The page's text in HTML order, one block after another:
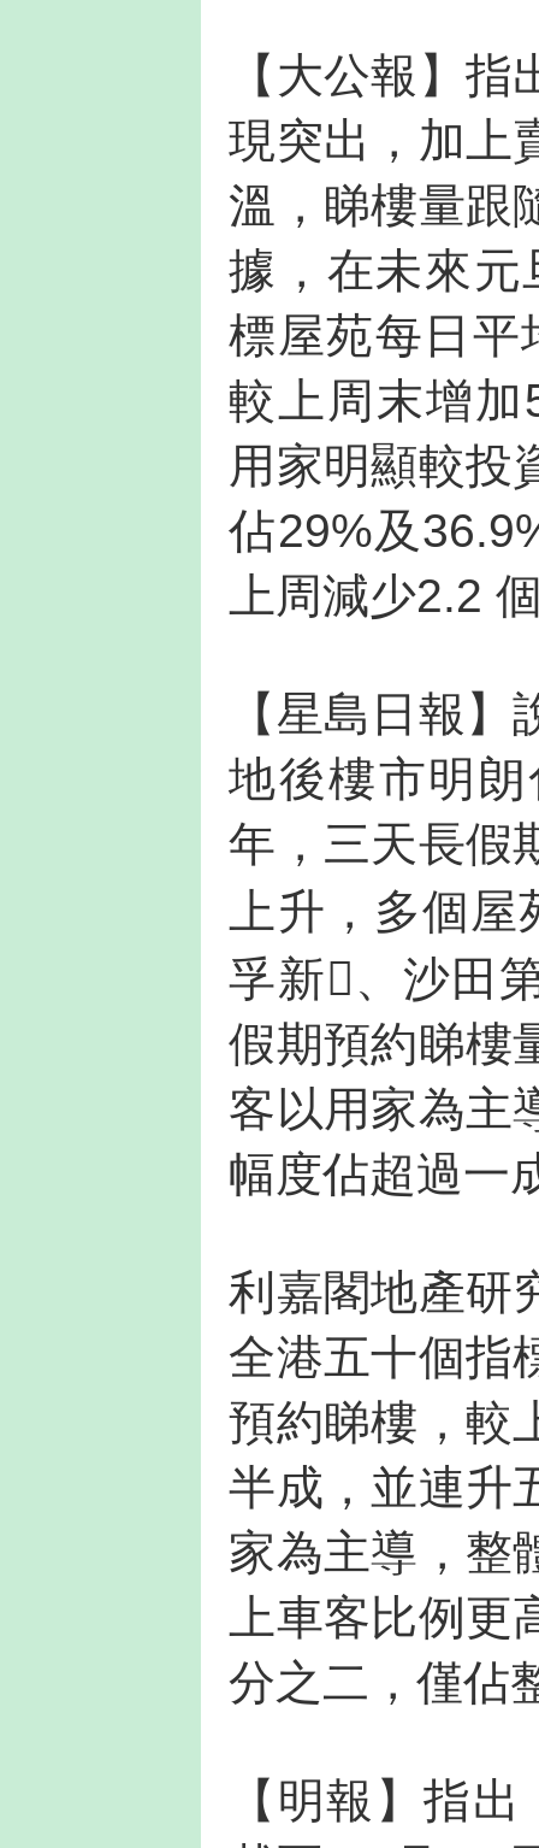
【大公報】
現突出，加上
溫，睇樓量跟
據，在未來元
標屋苑每日平
較上周末增
用家明顯較投
佔29%及
上周減少2.2
【星島日報
地後樓市明
年，三天長假
上升，多個
孚新、沙田
假期預約睇樓
客以用家為主
幅度佔超過一
利嘉閣地產研
全港五十個指
預約睇樓，較
半成，並連升
家為主導，整
上車客比例
分之二，僅佔
【明報】指